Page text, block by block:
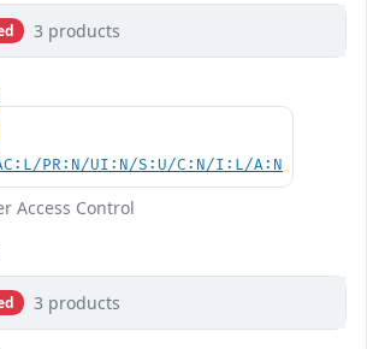
3 products
PR:N/UI:N/S:U/C:N/I:L/A:N
Access Control
3 products